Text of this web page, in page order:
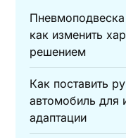
как изменить
решением
Как поставить
автомобиль для
адаптации